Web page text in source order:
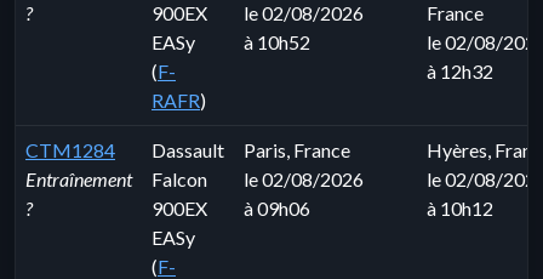
?
900EX
EASy
(F-
RAFR)
le 02/08/2026
à 10h52
France
le 02/08/
à 12h32
CTM1284
Entraînement
?
Dassault
Falcon
900EX
EASy
(F-
Paris, France
le 02/08/2026
à 09h06
Hyères,
le 02/08/
à 10h12